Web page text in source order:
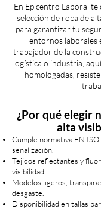
En Epicentro Laboral te
selección de ropa de
para garantizar tu
entornos laborales
trabajador de la
logística o industria,
homologadas,
¿Por qué elegir
alta
Cumple normativa EN
señalización.
Tejidos reflectantes y
visibilidad.
Modelos ligeros,
desgaste.
Disponibilidad en tallas